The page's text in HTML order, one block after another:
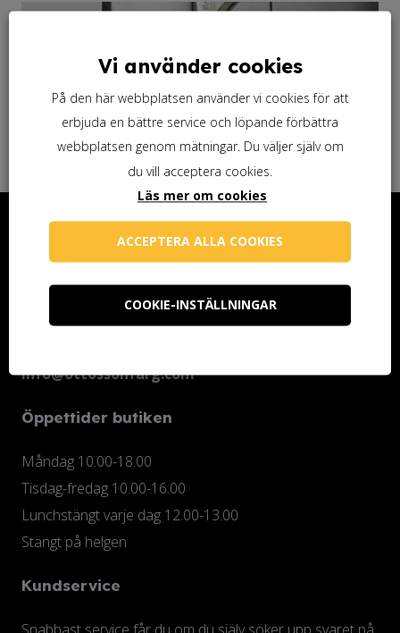
Kontakta oss
Ottosson Färgmakeri AB
Kontoristgatan 10
247 70 Genarp
info@ottossonfarg.com
Öppettider butiken
Måndag 10.00-18.00
Tisdag-fredag 10.00-16.00
Lunchstängt varje dag 12.00-13.00
Stängt på helgen
Kundservice
Vi använder cookies
På den här webbplatsen använder vi cookies för att
erbjuda en bättre service och löpande förbättra
webbplatsen genom mätningar. Du väljer själv om
du vill acceptera cookies.
Läs mer om cookies
ACCEPTERA ALLA COOKIES
COOKIE-INSTÄLLNINGAR